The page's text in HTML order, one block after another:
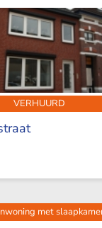
VERHUURD
met